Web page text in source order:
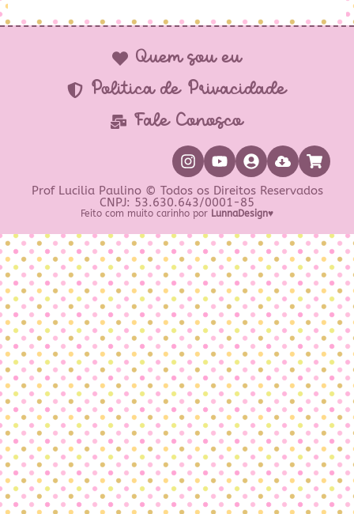
Quem sou eu
Política de Privacidade
Fale Conosco
Prof Lucilia Paulino © Todos os Direitos Reservados
CNPJ: 53.630.643/0001-85
Feito com muito carinho por LunnaDesign♥